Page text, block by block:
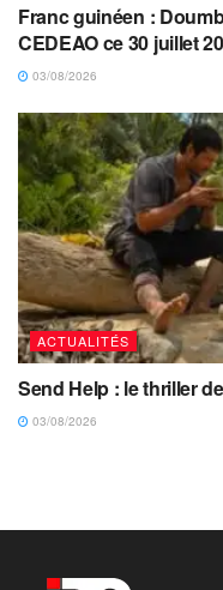
Franc guinéen :
CEDEAO ce 30 juillet
03/08/2026
ACTUALITÉS
Send Help : le thriller
03/08/2026